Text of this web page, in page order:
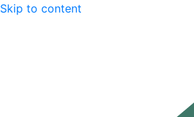
Skip to content